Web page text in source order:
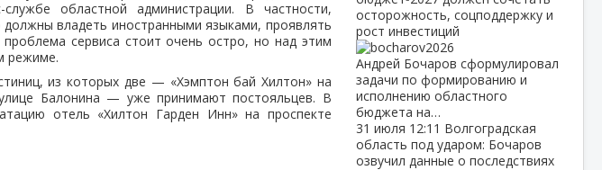
областной администрации. В частности,
владеть иностранными языками, проявлять
сервиса стоит очень остро, но над этим
режиме.
из которых две — «Хэмптон бай Хилтон» на
Балонина — уже принимают постояльцев. В
отель «Хилтон Гарден Инн» на проспекте
осторожность, соцподдержку и
рост инвестиций
Андрей Бочаров сформулировал
задачи по формированию и
исполнению областного
бюджета на…
31 июля 12:11 Волгоградская
область под ударом: Бочаров
озвучил данные о последствиях